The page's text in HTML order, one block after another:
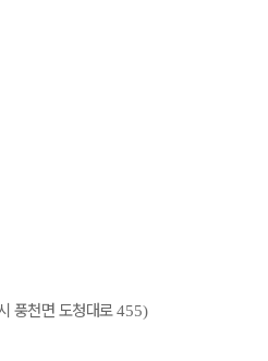
풍천면 도청대로455)